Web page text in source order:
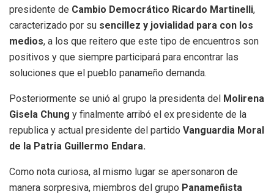
presidente de Cambio Democrático Ricardo Martinelli,
caracterizado por su sencillez y jovialidad para con los
medios, a los que reitero que este tipo de encuentros son
positivos y que siempre participará para encontrar las
soluciones que el pueblo panameño demanda.
Posteriormente se unió al grupo la presidenta del Molirena
Gisela Chung y finalmente arribó el ex presidente de la
republica y actual presidente del partido Vanguardia Moral
de la Patria Guillermo Endara.
Como nota curiosa, al mismo lugar se apersonaron de
manera sorpresiva, miembros del grupo Panameñista